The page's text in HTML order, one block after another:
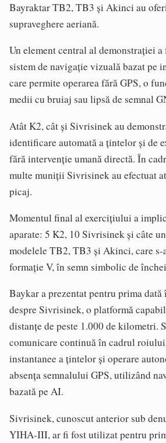
Bayraktar TB2, TB3 și Akinci au
supraveghere aeriană.
Un element central al demonstrației
sistem de navigație vizuală bazat pe
care permite operarea fără GPS, o
medii cu bruiaj sau lipsă de semnal
Atât K2, cât și Sivrisinek au
identificare automată a țintelor și de
fără intervenție umană directă. În
multe muniții Sivrisinek au efectuat
picaj.
Momentul final al exercițiului a
aparate: 5 K2, 10 Sivrisinek și câte
modelele TB2, TB3 și Akinci, care s-
formație V, în semn simbolic de
Baykar a prezentat pentru prima
despre Sivrisinek, o platformă
distanțe de peste 1.000 de kilometri.
comunicare continuă în cadrul
instantanee a țintelor și operare
absența semnalului GPS, utilizând
bazată pe AI.
Sivrisinek, cunoscut anterior sub
YIHA-III, ar fi fost utilizat pentru